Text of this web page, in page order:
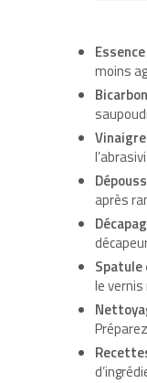
moins
après
Spatule
le vernis